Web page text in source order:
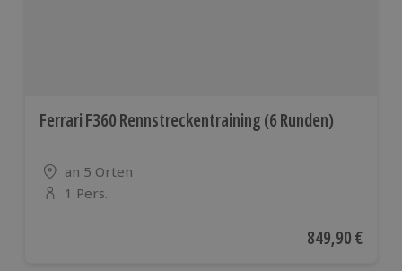
Ferrari F360 Rennstreckentraining (6 Runden)
Standort
an 5 Orten
Anzahl der Teilnehmer
1 Pers.
Aktueller Preis
849,90 €